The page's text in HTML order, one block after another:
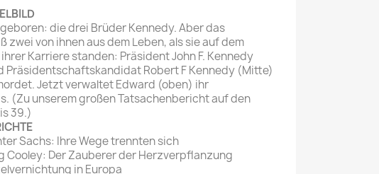
Sonstige
Magazine
die drei Brüder Kennedy. Aber das
zwei von ihnen aus dem Leben, als sie auf dem
Karriere standen: Präsident John F. Kennedy
Präsidentschaftskandidat Robert F Kennedy (Mitte)
Jetzt verwaltet Edward (oben) ihr
(Zu unserem großen Tatsachenbericht auf den
39.)
Sachs: Ihre Wege trennten sich
Cooley: Der Zauberer der Herzverpflanzung
in Europa